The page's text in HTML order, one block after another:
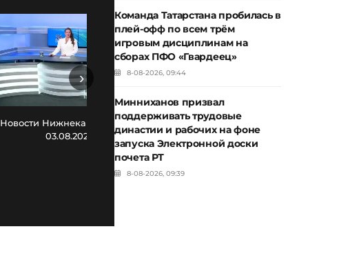
Новости Нижнекамска. Эфир
03.08.2026
Новости Нижнекамска. Эфир
30.07.2026
›
Команда Татарстана пробилась в
плей-офф по всем трём
игровым дисциплинам на
сборах ПФО «Гвардеец»
8-08-2026, 09:44
Минниханов призвал
поддерживать трудовые
династии и рабочих на фоне
запуска Электронной доски
почета РТ
8-08-2026, 09:39